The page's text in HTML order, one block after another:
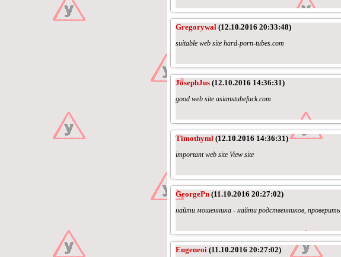
Gregorywal (12.10.2016 20:33:48)
suitable web site hard-porn-tubes.com
JosephJus (12.10.2016 14:36:31)
good web site asianstubefuck.com
Timothyml (12.10.2016 14:36:31)
important web site View site
GeorgePn (11.10.2016 20:27:02)
найти мошенника - найти родственников, проверить
Eugeneoi (11.10.2016 20:27:02)